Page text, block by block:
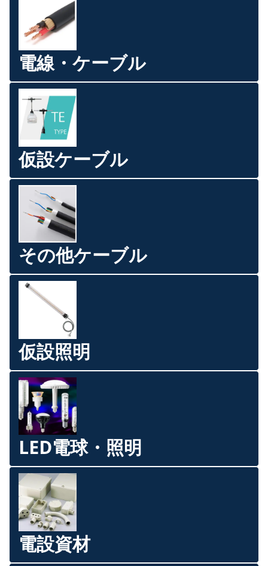
電線・ケーブル
仮設ケーブル
その他ケーブル
仮設照明
LED電球・照明
電設資材